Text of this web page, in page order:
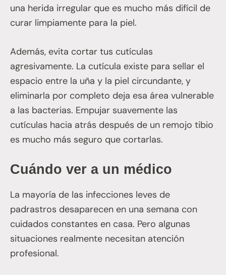
una herida irregular que es mucho más difícil de
curar limpiamente para la piel.
Además, evita cortar tus cutículas
agresivamente. La cutícula existe para sellar el
espacio entre la uña y la piel circundante, y
eliminarla por completo deja esa área vulnerable
a las bacterias. Empujar suavemente las
cutículas hacia atrás después de un remojo tibio
es mucho más seguro que cortarlas.
Cuándo ver a un médico
La mayoría de las infecciones leves de
padrastros desaparecen en una semana con
cuidados constantes en casa. Pero algunas
situaciones realmente necesitan atención
profesional.